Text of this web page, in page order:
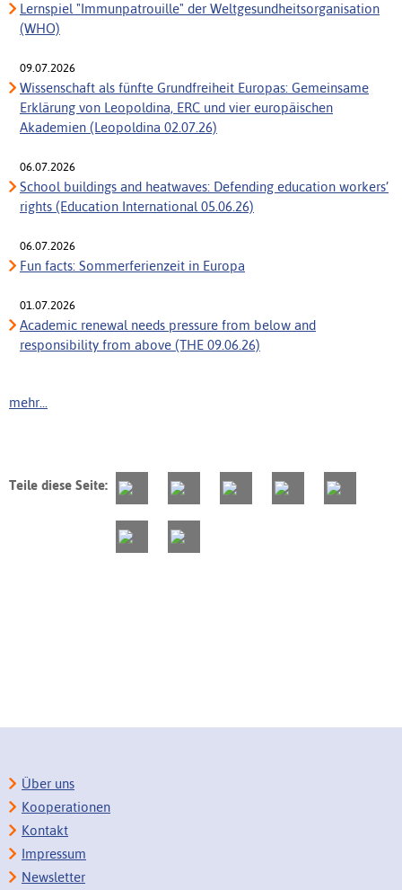
Lernspiel "Immunpatrouille" der Weltgesundheitsorganisation
(WHO)
09.07.2026
Wissenschaft als fünfte Grundfreiheit Europas: Gemeinsame
Erklärung von Leopoldina, ERC und vier europäischen
Akademien (Leopoldina 02.07.26)
06.07.2026
School buildings and heatwaves: Defending education workers’
rights (Education International 05.06.26)
06.07.2026
Fun facts: Sommerferienzeit in Europa
01.07.2026
Academic renewal needs pressure from below and
responsibility from above (THE 09.06.26)
mehr...
Teile diese Seite:
Über uns
Kooperationen
Kontakt
Impressum
Newsletter